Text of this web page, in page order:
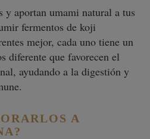
y aportan umami natural a tus
fermentos de koji
mejor, cada uno tiene un
diferente que favorecen el
ayudando a la digestión y
A